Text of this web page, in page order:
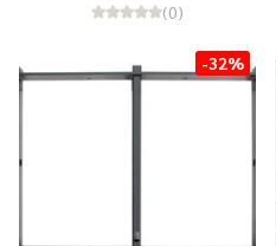
(0)
-32%